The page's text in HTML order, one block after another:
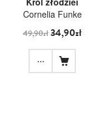
Cornelia Funke
49,90zł34,90zł
...